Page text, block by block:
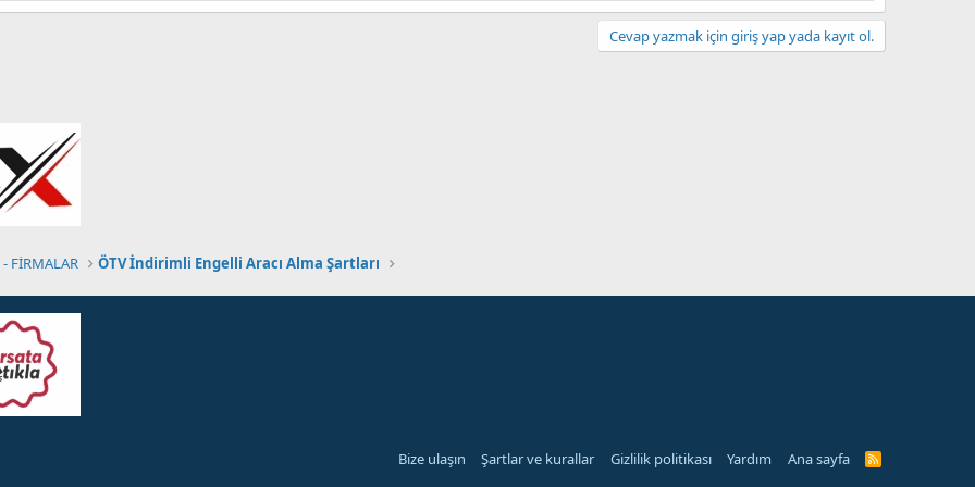
Cevap yazmak için giriş yap yada kayıt ol.
FİRMALAR ÖTV İndirimli Engelli Aracı Alma Şartları
Bize ulaşın Şartlar ve kurallar Gizlilik politikası Yardım Ana sayfa
R